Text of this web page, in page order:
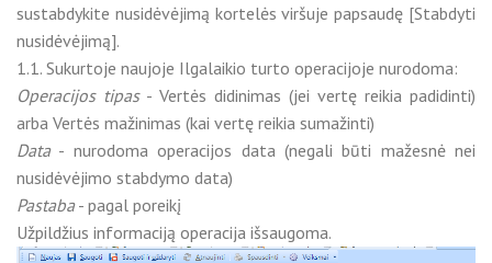
sustabdykite nusidėvėjimą kortelės viršuje papsaudę [Stabdyti
nusidėvėjimą].
1.1. Sukurtoje naujoje Ilgalaikio turto operacijoje nurodoma:
Operacijos tipas- Vertės didinimas (jei vertę reikia padidinti)
arba Vertės mažinimas (kai vertę reikia sumažinti)
Data- nurodoma operacijos data (negali būti mažesnė nei
nusidėvėjimo stabdymo data)
Pastaba- pagal poreikį
Užpildžius informaciją operacija išsaugoma.